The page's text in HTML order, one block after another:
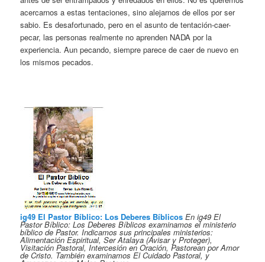
acercarnos a estas tentaciones, sino alejarnos de ellos por ser
sabio. Es desafortunado, pero en el asunto de tentación-caer-
pecar, las personas realmente no aprenden NADA por la
experiencia. Aun pecando, siempre parece de caer de nuevo en
los mismos pecados.
ig49 El Pastor Bíblico: Los Deberes Bíblicos En ig49 El
Pastor Bíblico: Los Deberes Bíblicos examinamos el ministerio
bíblico de Pastor. Indicamos sus principales ministerios:
Alimentación Espiritual, Ser Atalaya (Avisar y Proteger),
Visitación Pastoral, Intercesión en Oración, Pastorean por Amor
de Cristo. También examinamos El Cuidado Pastoral, y